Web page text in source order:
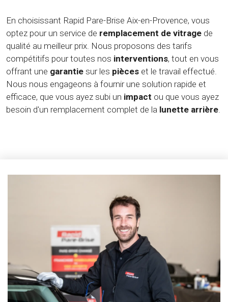
En choisissant Rapid Pare-Brise Aix-en-Provence, vous
optez pour un service de remplacement de vitrage de
qualité au meilleur prix. Nous proposons des tarifs
compétitifs pour toutes nos interventions, tout en vous
offrant une garantie sur les pièces et le travail effectué.
Nous nous engageons à fournir une solution rapide et
efficace, que vous ayez subi un impact ou que vous ayez
besoin d'un remplacement complet de la lunette arrière.